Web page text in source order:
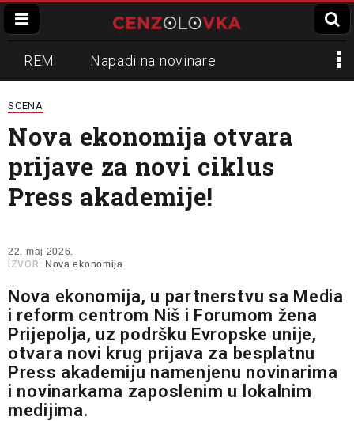
REM Napadi na novinare
Zvučni top
Propaganda Lokalni mediji
Informer Slavko Ćuruvija
SCENA
Nova ekonomija otvara
prijave za novi ciklus
Press akademije!
22. maj 2026.
IZVOR: Nova ekonomija
Nova ekonomija, u partnerstvu sa Media
i reform centrom Niš i Forumom žena
Prijepolja, uz podršku Evropske unije,
otvara novi krug prijava za besplatnu
Press akademiju namenjenu novinarima
i novinarkama zaposlenim u lokalnim
medijima.